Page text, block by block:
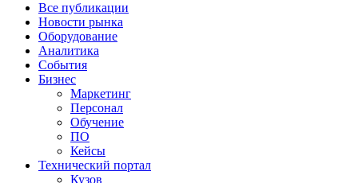
Все публикации
Новости рынка
Оборудование
Аналитика
События
Бизнес
Маркетинг
Персонал
Обучение
ПО
Кейсы
Технический портал
Кузов